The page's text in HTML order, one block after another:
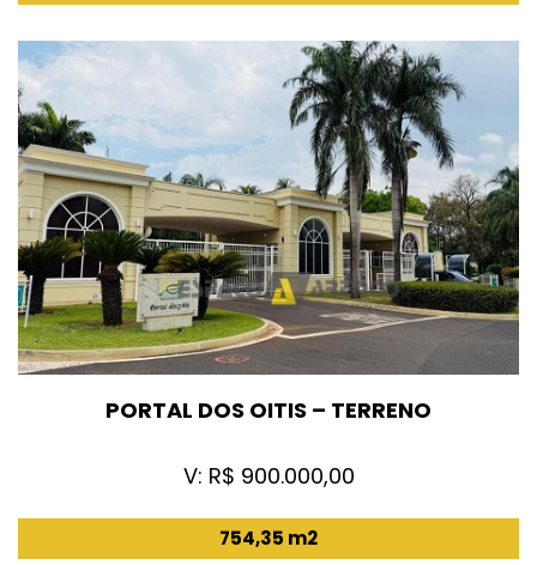
PORTAL DOS OITIS – TERRENO
V: R$ 900.000,00
754,35 m2